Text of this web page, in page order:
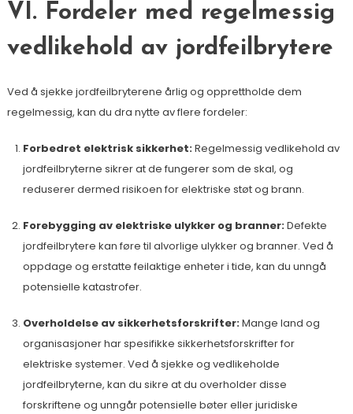
VI. Fordeler med regelmessig
vedlikehold av jordfeilbrytere
Ved å sjekke jordfeilbryterene årlig og opprettholde dem
regelmessig, kan du dra nytte av flere fordeler:
Forbedret elektrisk sikkerhet:Regelmessig vedlikehold av
jordfeilbryterne sikrer at de fungerer som de skal, og
reduserer dermed risikoen for elektriske støt og brann.
Forebygging av elektriske ulykker og branner:Defekte
jordfeilbrytere kan føre til alvorlige ulykker og branner. Ved å
oppdage og erstatte feilaktige enheter i tide, kan du unngå
potensielle katastrofer.
Overholdelse av sikkerhetsforskrifter:Mange land og
organisasjoner har spesifikke sikkerhetsforskrifter for
elektriske systemer. Ved å sjekke og vedlikeholde
jordfeilbryterne, kan du sikre at du overholder disse
forskriftene og unngår potensielle bøter eller juridiske